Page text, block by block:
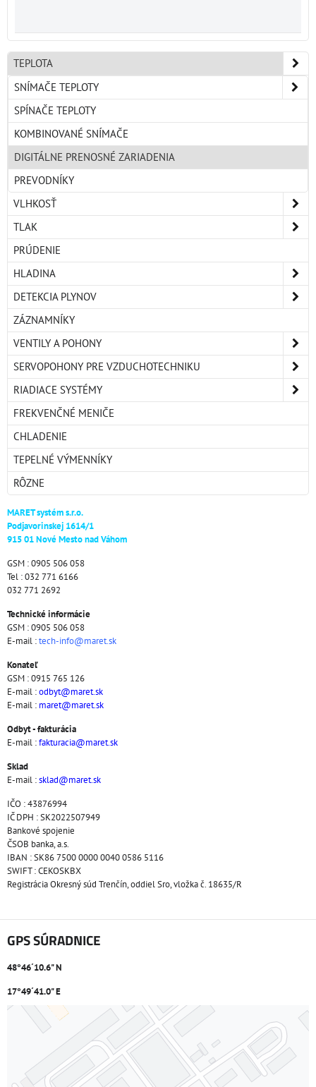
TEPLOTA
SNÍMAČE TEPLOTY
SPÍNAČE TEPLOTY
KOMBINOVANÉ SNÍMAČE
DIGITÁLNE PRENOSNÉ ZARIADENIA
PREVODNÍKY
VLHKOSŤ
TLAK
PRÚDENIE
HLADINA
DETEKCIA PLYNOV
ZÁZNAMNÍKY
VENTILY A POHONY
SERVOPOHONY PRE VZDUCHOTECHNIKU
RIADIACE SYSTÉMY
FREKVENČNÉ MENIČE
CHLADENIE
TEPELNÉ VÝMENNÍKY
RÔZNE
MARET systém s.r.o.
Podjavorinskej 1614/1
915 01 Nové Mesto nad Váhom
GSM : 0905 506 058
Tel : 032 771 6166
032 771 2692
Technické informácie
GSM : 0905 506 058
E-mail :tech-info@maret.sk
Konateľ
GSM : 0915 765 126
E-mail :odbyt@maret.sk
E-mail : maret@maret.sk
Odbyt - fakturácia
E-mail :fakturacia@maret.sk
Sklad
E-mail :sklad@maret.sk
IČO : 43876994
IČ DPH : SK2022507949
Bankové spojenie
ČSOB banka, a.s.
IBAN : SK86 7500 0000 0040 0586 5116
SWIFT : CEKOSKBX
Registrácia Okresný súd Trenčín, oddiel Sro, vložka č. 18635/R
GPS SÚRADNICE
48°46´10.6" N
17°49´41.0" E
Externý obsah je blokovaný Voľbami súkromia